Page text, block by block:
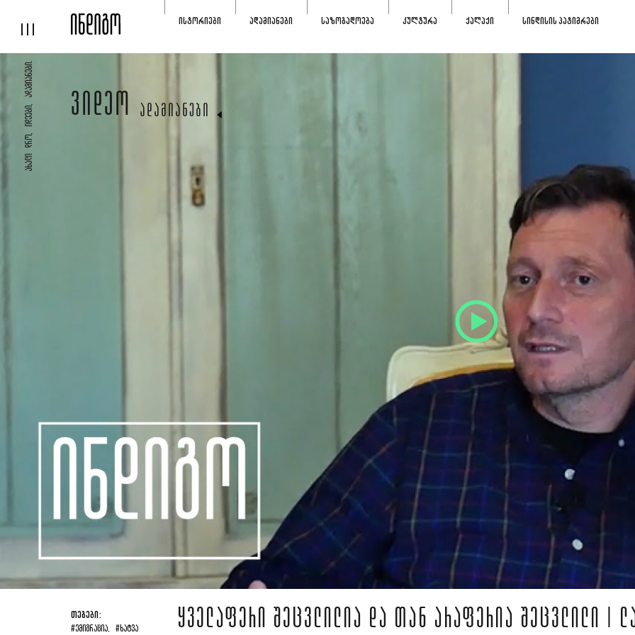
ᲐᲮᲐᲚᲘ ᲓᲠᲝ, ᲘᲓᲔᲔᲑᲘ, ᲐᲓᲐᲛᲘᲐᲜᲔᲑᲘ.
ᲘᲡᲢᲝᲠᲘᲔᲑᲘ ᲐᲓᲐᲛᲘᲐᲜᲔᲑᲘ ᲡᲐᲖᲝᲒᲐᲓᲝᲔᲑᲐ ᲙᲣᲚᲢᲣᲠᲐ ᲥᲐᲚᲐᲥᲘ ᲡᲘᲜᲓᲘᲡᲘᲡ ᲞᲐᲢᲘᲛᲠᲔᲑᲘ
ᲕᲘᲓᲔᲝ ᲐᲓᲐᲛᲘᲐᲜᲔᲑᲘ
ᲗᲔᲒᲔᲑᲘ:
#ᲔᲛᲘᲒᲠᲐᲪᲘᲐ, #ᲮᲐᲢᲕᲐ ᲧᲕᲔᲚᲐᲤᲔᲠᲘ ᲨᲔᲪᲕᲚᲘᲚᲘᲐ ᲓᲐ ᲗᲐᲜ ᲐᲠᲐᲤᲔᲠᲘᲐ ᲨᲔᲪᲕᲚᲘᲚᲘ |